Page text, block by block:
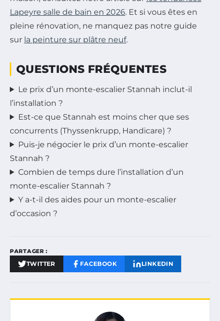
Lapeyre salle de bain en 2026. Et si vous êtes en
pleine rénovation, ne manquez pas notre guide
sur la peinture sur plâtre neuf.
QUESTIONS FRÉQUENTES
Le prix d’un monte-escalier Stannah inclut-il
l’installation ?
Est-ce que Stannah est moins cher que ses
concurrents (Thyssenkrupp, Handicare) ?
Puis-je négocier le prix d’un monte-escalier
Stannah ?
Combien de temps dure l’installation d’un
monte-escalier Stannah ?
Y a-t-il des aides pour un monte-escalier
d’occasion ?
PARTAGER :
TWITTER FACEBOOK LINKEDIN